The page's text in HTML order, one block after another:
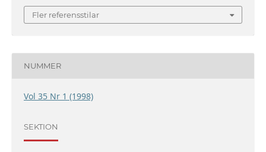
Fler referensstilar
NUMMER
Vol 35 Nr 1 (1998)
SEKTION